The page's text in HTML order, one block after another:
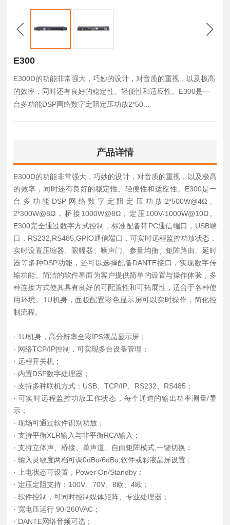
E300
E300D的功能非常强大，巧妙的设计，对音质的重视，以及极高
的效率，同时还有良好的稳定性、轻便性和适应性。E300是一
台多功能DSP网络数字定阻定压功放2*50...
产品详情
E300D的功能非常强大，巧妙的设计，对音质的重视，以及极高
的效率，同时还有良好的稳定性、轻便性和适应性。E300是一
台多功能DSP网络数字定阻定压功放2*500W@4Ω、
2*300W@8Ω，桥接1000W@8Ω，定压100V-1000W@10Ω。
E300完全通过数字方式控制，标准配备带PC通信端口，USB端
口，RS232,RS485,GPIO通信端口，可实时远程监控功放状态，
实时设置压缩器、限幅器、噪声门、参量均衡、矩阵路由、延时
器等多种DSP功能，还可以选择配备DANTE接口，实现数字传
输功能。简洁的软件界面为客户提供简单的设置与操作体验，多
种连接方式使其具有良好的可配置性和可拓展性，适合于各种使
用环境。1U机身，面板配置彩色显示屏可以实时操作，简化控
制流程。
· 1U机身，高分辨率全彩IPS液晶显示屏；
· 网络TCP/IP控制，可实现多台设备管理；
· 远程开关机；
· 内置DSP数字处理器；
· 支持多种联机方式：USB、TCP/IP、RS232、RS485；
· 可实时远程监控功放工作状态，每个通道的输出功率测量/显
示；
· 现场可通过软件识别功放；
· 支持平衡XLR输入与非平衡RCA输入；
· 支持立体声、桥接、单声道、自由矩阵模式,一键切换；
· 输入灵敏度两档可调0dBu/6dBu,软件或彩液晶屏设置；
· 上电状态可设置，Power On/Standby；
· 定压定阻支持：100V、70V、8欧、4欧；
· 软件控制，可同时控制媒体矩阵、专业处理器；
· 宽电压运行 90-260VAC；
· DANTE网络音频可选；